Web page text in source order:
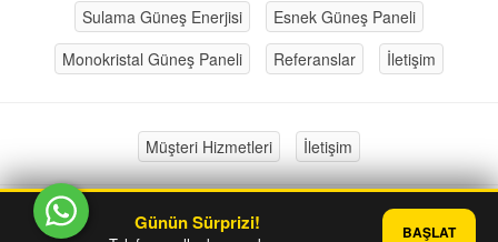
Sulama Güneş Enerjisi
Esnek Güneş Paneli
Monokristal Güneş Paneli
Referanslar İletişim
Müşteri Hizmetleri İletişim
PlatinMarket®E-Ticaret Sistemi
Günün Sürprizi! BAŞLAT